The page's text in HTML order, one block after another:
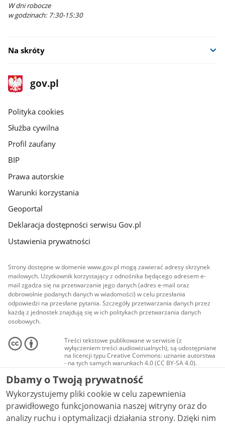
W dni robocze
w godzinach: 7:30-15:30
Na skróty
stopka
gov.pl
Strona
gov.pl
gov.pl
Polityka cookies
Służba cywilna
Profil zaufany
BIP
Prawa autorskie
Warunki korzystania
Geoportal
Deklaracja dostępności serwisu Gov.pl
Ustawienia prywatności
Strony dostępne w domenie www.gov.pl mogą zawierać adresy skrzynek
mailowych. Użytkownik korzystający z odnośnika będącego adresem e-
mail zgadza się na przetwarzanie jego danych (adres e-mail oraz
dobrowolnie podanych danych w wiadomości) w celu przesłania
odpowiedzi na przesłane pytania. Szczegóły przetwarzania danych przez
każdą z jednostek znajdują się w ich politykach przetwarzania danych
osobowych.
Treści tekstowe publikowane w serwisie (z
wyłączeniem treści audiowizualnych), są udostępniane
na licencji typu Creative Commons: uznanie autorstwa
- na tych samych warunkach 4.0 (CC BY-SA 4.0).
Materiały audiowizualne, w tym zdjęcia, materiały
audio i wideo, są udostępniane na licencji typu
Creative Commons: uznanie autorstwa użycie
niekomercyjne - bez utworów zależnych 4.0 (CC BY-
NC-ND 4.0), o ile nie jest to stwierdzone inaczej.
Dbamy o Twoją prywatność
Wykorzystujemy pliki cookie w celu zapewnienia
prawidłowego funkcjonowania naszej witryny oraz do
analizy ruchu i optymalizacji działania strony. Dzięki nim